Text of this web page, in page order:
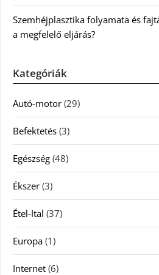
Szemhéjplasztika folyamata és
a megfelelő eljárás?
Kategóriák
Autó-motor (29)
Befektetés (3)
Egészség (48)
Ékszer (3)
Étel-Ital (37)
Europa (1)
Internet (6)